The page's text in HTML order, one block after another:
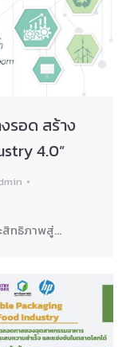
รอด สร้าง
4.0”
สิทธิภาพสู่…